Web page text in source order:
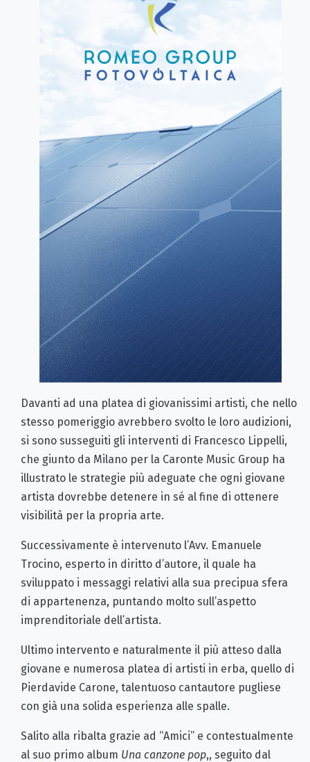
Davanti ad una platea di giovanissimi artisti, che nello
stesso pomeriggio avrebbero svolto le loro audizioni,
si sono susseguiti gli interventi di Francesco Lippelli,
che giunto da Milano per la Caronte Music Group ha
illustrato le strategie più adeguate che ogni giovane
artista dovrebbe detenere in sé al fine di ottenere
visibilità per la propria arte.
Successivamente è intervenuto l’Avv. Emanuele
Trocino, esperto in diritto d’autore, il quale ha
sviluppato i messaggi relativi alla sua precipua sfera
di appartenenza, puntando molto sull’aspetto
imprenditoriale dell’artista.
Ultimo intervento e naturalmente il più atteso dalla
giovane e numerosa platea di artisti in erba, quello di
Pierdavide Carone, talentuoso cantautore pugliese
con già una solida esperienza alle spalle.
Salito alla ribalta grazie ad “Amici” e contestualmente
al suo primo album Una canzone pop,, seguito dal